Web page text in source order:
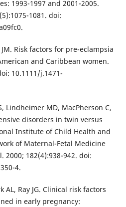
1993-1997 and 2001-2005.
1081. doi:
Risk factors for pre-eclampsia
and Caribbean women.
10.1111/j.1471-
Lindheimer MD, MacPherson C,
disorders in twin versus
Institute of Child Health and
of Maternal-Fetal Medicine
2000; 182(4):938-942. doi:
4.
AL, Ray JG. Clinical risk factors
in early pregnancy: